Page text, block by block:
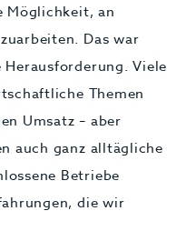
Möglichkeit, an
Das war
Viele
Themen
Umsatz – aber
auch ganz alltägliche
Betriebe
die wir